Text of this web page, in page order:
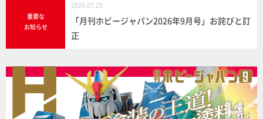
重要な
お知らせ
2026.07.25
「月刊ホビージャパン2026年9月号」お詫びと訂
正